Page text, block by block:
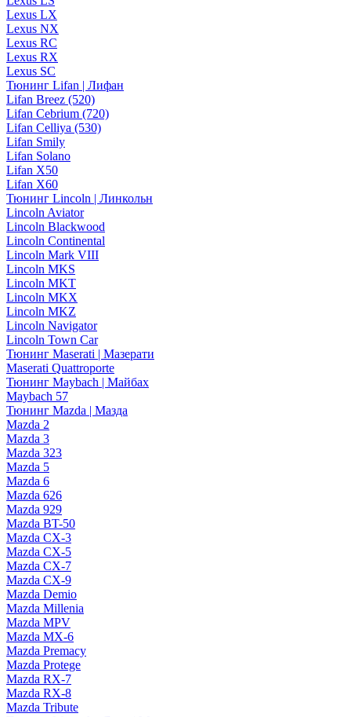
Lexus LX
Lexus NX
Lexus RC
Lexus RX
Lexus SC
Тюнинг Lifan | Лифан
Lifan Breez (520)
Lifan Cebrium (720)
Lifan Celliya (530)
Lifan Smily
Lifan Solano
Lifan X50
Lifan X60
Тюнинг Lincoln | Линкольн
Lincoln Aviator
Lincoln Blackwood
Lincoln Continental
Lincoln Mark VIII
Lincoln MKS
Lincoln MKT
Lincoln MKX
Lincoln MKZ
Lincoln Navigator
Lincoln Town Car
Тюнинг Maserati | Мазерати
Maserati Quattroporte
Тюнинг Maybach | Майбах
Maybach 57
Тюнинг Mazda | Мазда
Mazda 2
Mazda 3
Mazda 323
Mazda 5
Mazda 6
Mazda 626
Mazda 929
Mazda BT-50
Mazda CX-3
Mazda CX-5
Mazda CX-7
Mazda CX-9
Mazda Demio
Mazda Millenia
Mazda MPV
Mazda MX-6
Mazda Premacy
Mazda Protege
Mazda RX-7
Mazda RX-8
Mazda Tribute